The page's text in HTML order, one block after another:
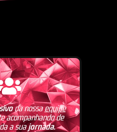
da nossaequipe
acompanhando de
a suajornada.